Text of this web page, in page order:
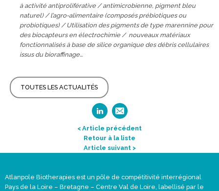
à activité antiproliférative / antimicrobienne, pigment bleu
naturel) / l’agro-alimentaire (composés prébiotiques ou
probiotiques) / Utilisation des pigments de type marennine pour
des biocapteurs en électrochimie / nouveaux matériaux
fonctionnalisés à base de silice organique des débris cellulaires
issus du bioraffinage…
TOUTES LES ACTUALITÉS
< Article précédent
Retour à la liste
Article suivant >
Atlanpole Biotherapies est un pôle de compétitivité interrégional
Pays de la Loire – Bretagne – Centre Val de Loire, labellisé par le